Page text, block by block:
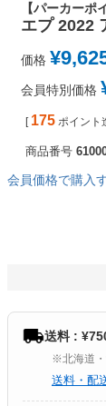
【パーカーポ
エプ 2022
価格 ¥
会員特別価格
[ 175 ポイント
商品番号
会員価格で購入
送料 :
※北海道・
送料・配